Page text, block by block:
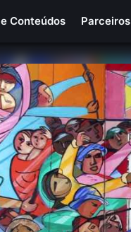
Conteúdos Parceiros